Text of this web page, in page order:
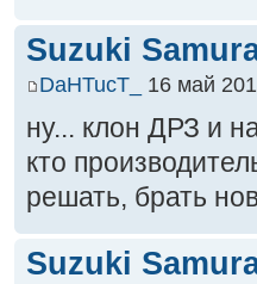
Suzuki
DaHTucT_ 16 май
ну... клон ДРЗ и
кто
решать, брать
Suzuki